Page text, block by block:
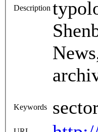
Description
Keywords